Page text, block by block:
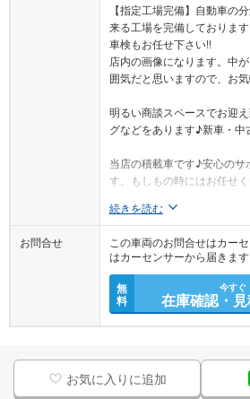
【指定工場完備】自動車の
来る工場を完備しておりま
車検もお任せ下さい!!
店内の画像になります。中
囲気だと思いますので、お
明るい商談スペースでお迎
グなどをあります♪新車・
当店の積載車です♪安心のサ
す。もしもの時にはお任せ
続きを読む
お問合せ
この車両のお問合せはカー
はカーセンサーから届きます
無
料
今すぐ
在庫確認・
お気に入りに追加